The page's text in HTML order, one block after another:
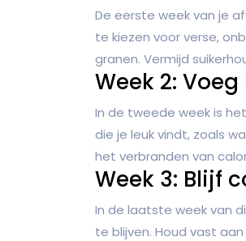
De eerste week van je
te kiezen voor verse,
granen. Vermijd
Week 2:
In de tweede week is
die je leuk vindt, zoals
het verbranden van
Week 3: Blijf
In de laatste week van
te blijven. Houd vast